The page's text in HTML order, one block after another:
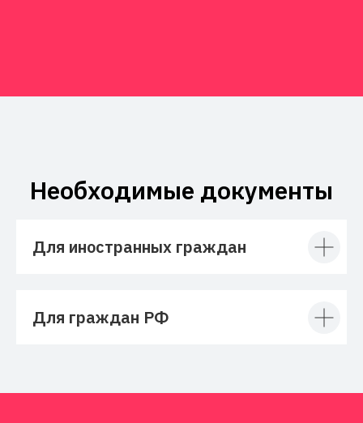
Необходимые документы
Для иностранных граждан
Для граждан РФ